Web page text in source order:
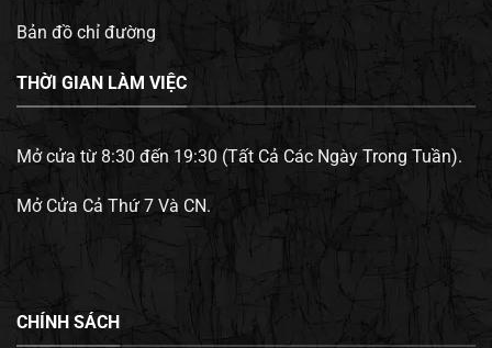
Bản đồ chỉ đường
THỜI GIAN LÀM VIỆC
Mở cửa từ 8:30 đến 19:30 (Tất Cả Các Ngày Trong Tuần).
Mở Cửa Cả Thứ 7 Và CN.
CHÍNH SÁCH